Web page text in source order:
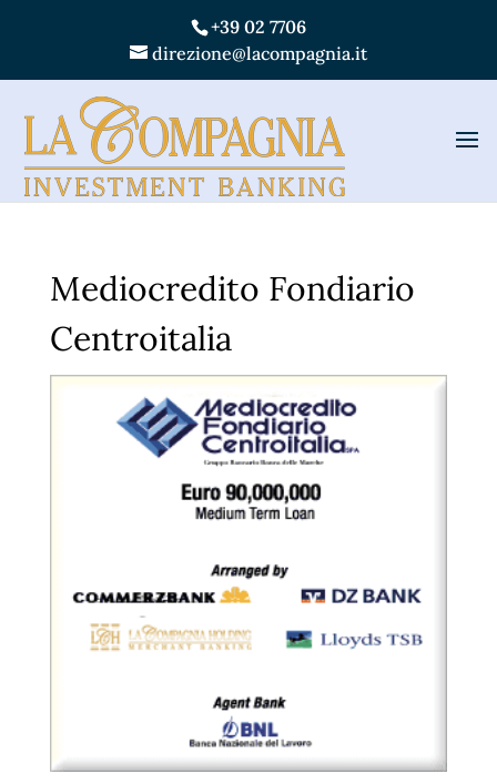
+39 02 7706
direzione@lacompagnia.it
Mediocredito Fondiario
Centroitalia